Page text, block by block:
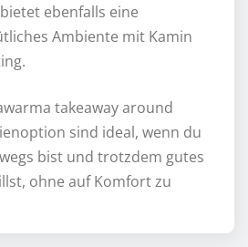
ebenfalls eine
Ambiente mit Kamin
takeaway around
sind ideal, wenn du
bist und trotzdem gutes
ohne auf Komfort zu